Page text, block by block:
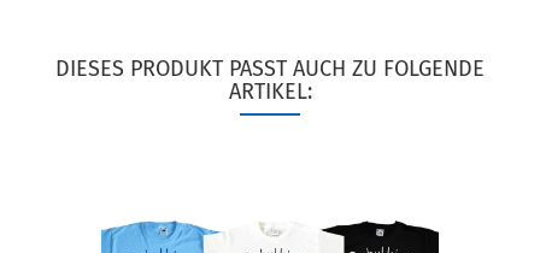
DIESES PRODUKT PASST AUCH ZU FOLGENDE
ARTIKEL: